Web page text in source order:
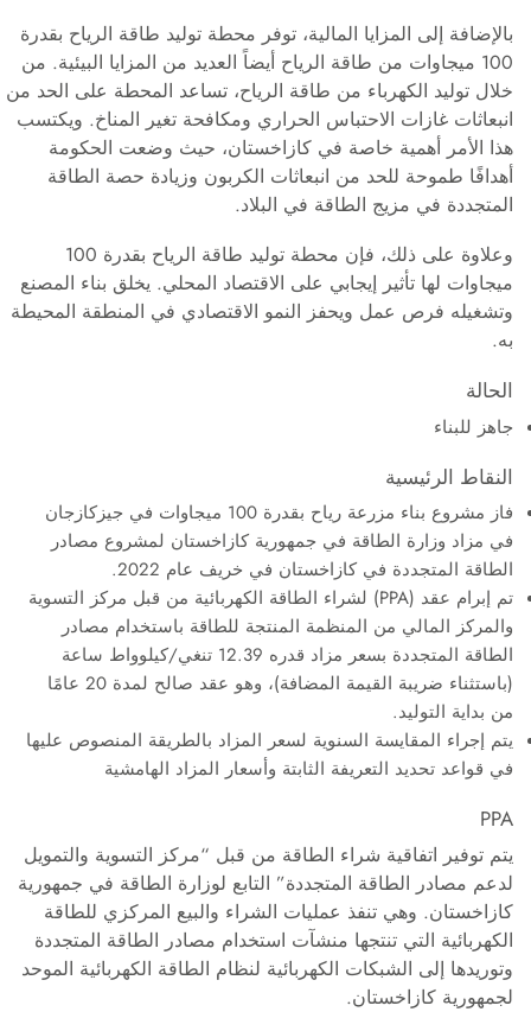
بالإضافة إلى المزايا المالية، توفر محطة توليد طاقة الرياح بقدرة
100 ميجاوات من طاقة الرياح أيضاً العديد من المزايا البيئية. من
خلال توليد الكهرباء من طاقة الرياح، تساعد المحطة على الحد من
انبعاثات غازات الاحتباس الحراري ومكافحة تغير المناخ. ويكتسب
هذا الأمر أهمية خاصة في كازاخستان، حيث وضعت الحكومة
أهدافًا طموحة للحد من انبعاثات الكربون وزيادة حصة الطاقة
المتجددة في مزيج الطاقة في البلاد.
وعلاوة على ذلك، فإن محطة توليد طاقة الرياح بقدرة 100
ميجاوات لها تأثير إيجابي على الاقتصاد المحلي. يخلق بناء المصنع
وتشغيله فرص عمل ويحفز النمو الاقتصادي في المنطقة المحيطة
به.
الحالة
جاهز للبناء
النقاط الرئيسية
فاز مشروع بناء مزرعة رياح بقدرة 100 ميجاوات في جيزكازجان
في مزاد وزارة الطاقة في جمهورية كازاخستان لمشروع مصادر
الطاقة المتجددة في كازاخستان في خريف عام 2022.
تم إبرام عقد (PPA) لشراء الطاقة الكهربائية من قبل مركز التسوية
والمركز المالي من المنظمة المنتجة للطاقة باستخدام مصادر
الطاقة المتجددة بسعر مزاد قدره 12.39 تنغي/كيلوواط ساعة
(باستثناء ضريبة القيمة المضافة)، وهو عقد صالح لمدة 20 عامًا
من بداية التوليد.
يتم إجراء المقايسة السنوية لسعر المزاد بالطريقة المنصوص عليها
في قواعد تحديد التعريفة الثابتة وأسعار المزاد الهامشية
PPA
يتم توفير اتفاقية شراء الطاقة من قبل “مركز التسوية والتمويل
لدعم مصادر الطاقة المتجددة” التابع لوزارة الطاقة في جمهورية
كازاخستان. وهي تنفذ عمليات الشراء والبيع المركزي للطاقة
الكهربائية التي تنتجها منشآت استخدام مصادر الطاقة المتجددة
وتوريدها إلى الشبكات الكهربائية لنظام الطاقة الكهربائية الموحد
لجمهورية كازاخستان.